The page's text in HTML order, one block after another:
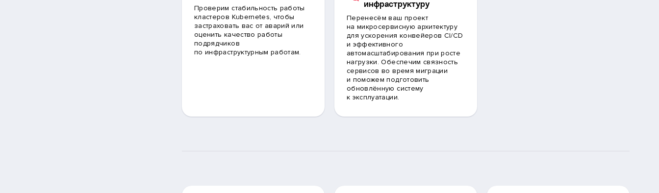
Проверим стабильность работы
кластеров Kubernetes, чтобы
застраховать вас от аварий или
оценить качество работы
подрядчиков
по инфраструктурным работам.
инфраструктуру
Перенесём ваш проект
на микросервисную архитектуру
для ускорения конвейеров CI/CD
и эффективного
автомасштабирования при росте
нагрузки. Обеспечим связность
сервисов во время миграции
и поможем подготовить
обновлённую систему
к эксплуатации.